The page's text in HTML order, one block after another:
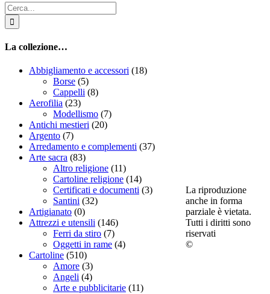
Cerca
per:
La collezione…
Abbigliamento e accessori (18)
Borse (5)
Cappelli (8)
Aerofilia (23)
Modellismo (7)
Antichi mestieri (20)
Argento (7)
Arredamento e complementi (37)
Arte sacra (83)
Altro religione (11)
Cartoline religione (14)
Certificati e documenti (3)
Santini (32)
Artigianato (0)
Attrezzi e utensili (146)
Ferri da stiro (7)
Oggetti in rame (4)
Cartoline (510)
Amore (3)
Angeli (4)
Arte e pubblicitarie (11)
La riproduzione
anche in forma
parziale è vietata.
Tutti i diritti sono
riservati
©